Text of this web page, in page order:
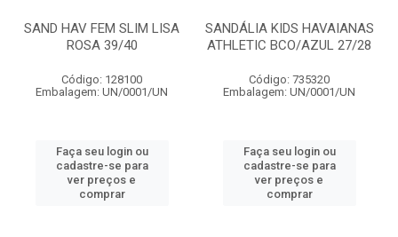
SAND HAV FEM SLIM LISA
ROSA 39/40
Código: 128100
Embalagem: UN/0001/UN
Faça seu login ou
cadastre-se para
ver preços e
comprar
SANDÁLIA KIDS HAVAIANAS
ATHLETIC BCO/AZUL 27/28
Código: 735320
Embalagem: UN/0001/UN
Faça seu login ou
cadastre-se para
ver preços e
comprar